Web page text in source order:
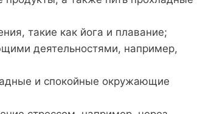
такие как йога и плавание;
деятельностями, например,
и спокойные окружающие